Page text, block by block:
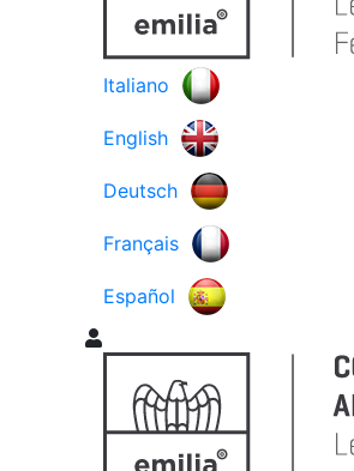
Italiano
English
Deutsch
Français
Español